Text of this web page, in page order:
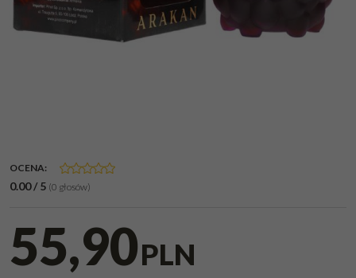
OCENA:
0.00/5 (0 głosów)
55,90PLN